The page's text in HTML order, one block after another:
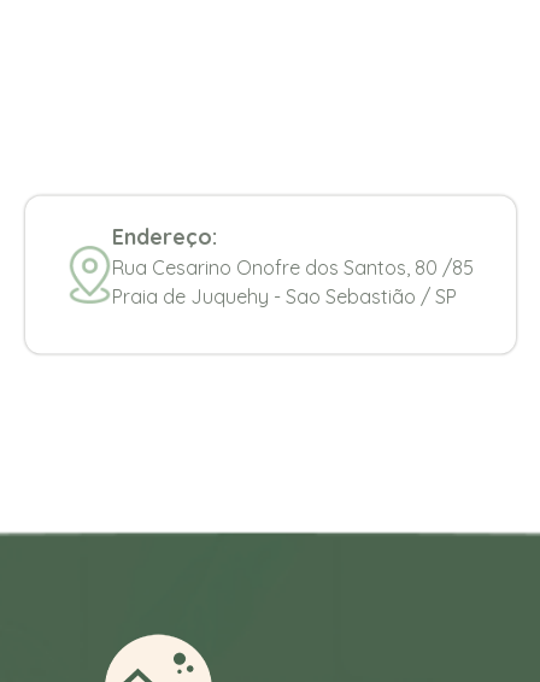
Endereço:
Rua Cesarino Onofre dos Santos, 80 /85
Praia de Juquehy - Sao Sebastião / SP